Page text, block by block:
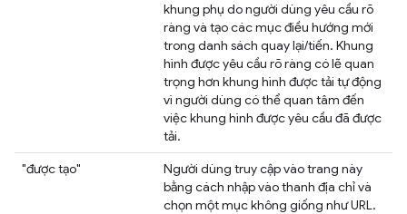
khung phụ do người dùng yêu cầu rõ
ràng và tạo các mục điều hướng mới
trong danh sách quay lại/tiến. Khung
hình được yêu cầu rõ ràng có lẽ quan
trọng hơn khung hình được tải tự động
vì người dùng có thể quan tâm đến
việc khung hình được yêu cầu đã được
tải.
"được tạo"
Người dùng truy cập vào trang này
bằng cách nhập vào thanh địa chỉ và
chọn một mục không giống như URL.